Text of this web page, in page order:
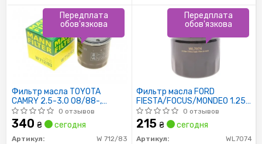
Фильтр масла TOYOTA
CAMRY 2.5-3.0 08/88-,
LEXUS 2.5-4.0 12/89-
0 отзывов
340 ₴ сегодня
Артикул: W 712/83
Передплата
обов'язкова
Фильтр масла FORD
FIESTA/FOCUS/MONDEO 1.25-
2.0 07/90-; VOLVO
C30/S40/V50 1.6 AMULET
0 отзывов
215 ₴ сегодня
Артикул: WL7074
Передплата
обов'язкова